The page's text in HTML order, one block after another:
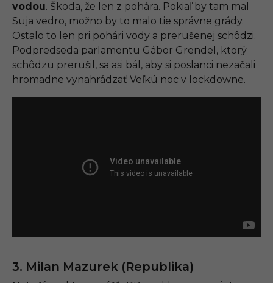
vodou. Škoda, že len z pohára. Pokiaľ by tam mal
Suja vedro, možno by to malo tie správne grády.
Ostalo to len pri pohári vody a prerušenej schôdzi.
Podpredseda parlamentu Gábor Grendel, ktorý
schôdzu prerušil, sa asi bál, aby si poslanci nezačali
hromadne vynahrádzať Veľkú noc v lockdowne.
3. Milan Mazurek (Republika)